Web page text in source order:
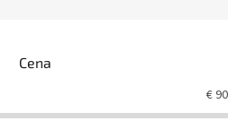
Cena
€90